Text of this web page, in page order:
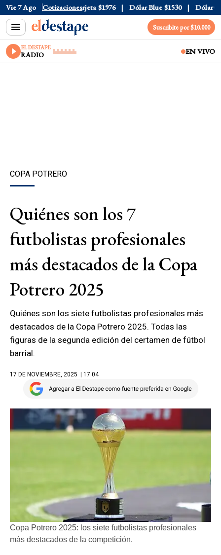
Vie 7 Ago Cotizaciones
$1520 Dólar Tarjeta $1976 Dólar Blue $1530 Dólar CCL
Suscribite por $10.000
EL DESTAPE
RADIO EN VIVO
COPA POTRERO
Quiénes son los 7
futbolistas profesionales
más destacados de la Copa
Potrero 2025
Quiénes son los siete futbolistas profesionales más
destacados de la Copa Potrero 2025. Todas las
figuras de la segunda edición del certamen de fútbol
barrial.
17 DE NOVIEMBRE, 2025 | 17.04
Copa Potrero 2025: los siete futbolistas profesionales
más destacados de la competición.